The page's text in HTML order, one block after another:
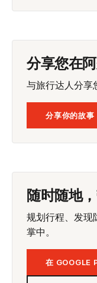
分享您在
与旅行达人分享
分享你的故事
随时随地
规划行程、发
掌中。
在 GOOGLE